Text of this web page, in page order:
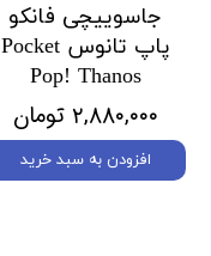
جاسوییچی فانکو
پاپ تانوس Pocket
Pop! Thanos
۲,۸۸۰,۰۰۰ تومان
افزودن به سبد خرید